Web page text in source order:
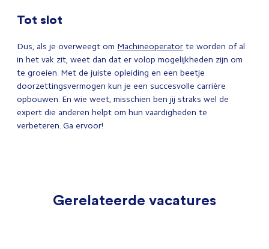
Tot slot
Dus, als je overweegt om Machineoperator te worden of al
in het vak zit, weet dan dat er volop mogelijkheden zijn om
te groeien. Met de juiste opleiding en een beetje
doorzettingsvermogen kun je een succesvolle carrière
opbouwen. En wie weet, misschien ben jij straks wel de
expert die anderen helpt om hun vaardigheden te
verbeteren. Ga ervoor!
Gerelateerde vacatures